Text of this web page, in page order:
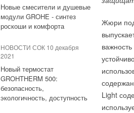
Новые смесители и душевые
модули GROHE - синтез
роскоши и комфорта
НОВОСТИ СОК 10 декабря
2021
Новый термостат
GROHTHERM 500:
безопасность,
экологичность, доступность
Жюри
Light
НОВОСТИ СОК 18 июня 2026
РЕХАУ вывела на рынок
резьбовые фитинги AURLINE
Тэги: Арматура, фитинги
Бренд Ровен
Комментарии
В этой теме еще нет комментариев